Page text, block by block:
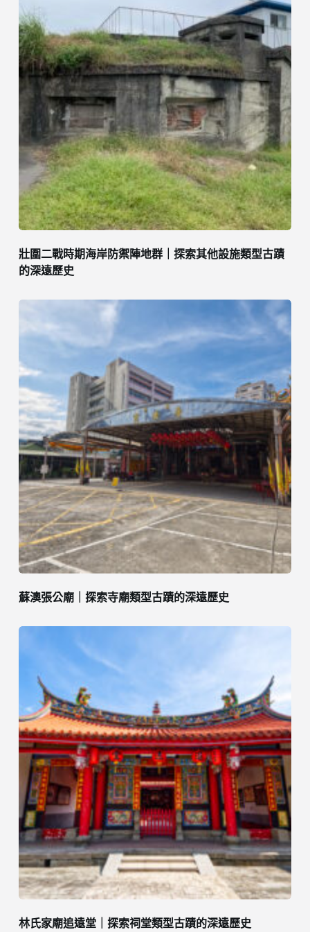
壯圍二戰時期海岸防禦陣地群｜探索其他設施類型古蹟
的深遠歷史
蘇澳張公廟｜探索寺廟類型古蹟的深遠歷史
林氏家廟追遠堂｜探索祠堂類型古蹟的深遠歷史